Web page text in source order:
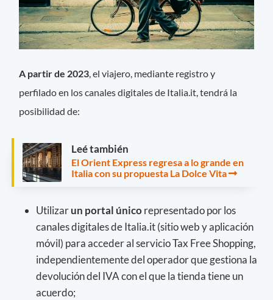
A partir de 2023, el viajero, mediante registro y
perfilado en los canales digitales de Italia.it, tendrá la
posibilidad de:
Leé también
El Orient Express regresa a lo grande en
Italia con su propuesta La Dolce Vita
Utilizarun portal únicorepresentado por los
canales digitales de Italia.it (sitio web y aplicación
móvil) para acceder al servicio Tax Free Shopping,
independientemente del operador que gestiona la
devolución del IVA con el que la tienda tiene un
acuerdo;